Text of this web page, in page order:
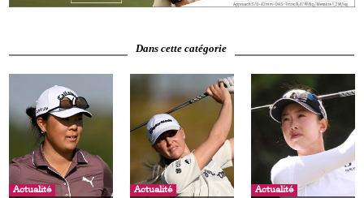
Dans cette catégorie
Actualité Actualité Actualité